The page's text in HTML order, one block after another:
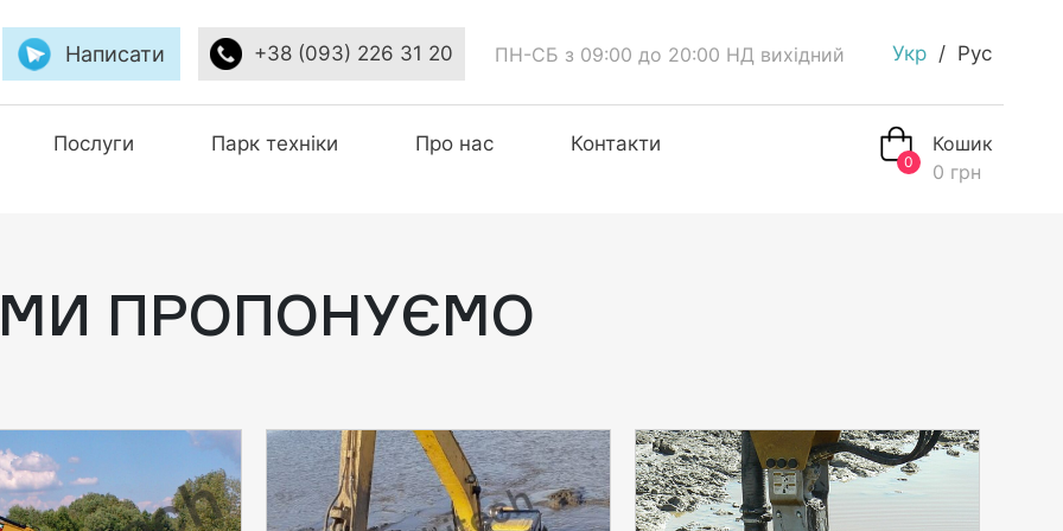
Написати +38 (093) 226 31 20 ПН-СБ з 09:00 до 20:00 НД вихідний Укр Рус
Послуги Парк техніки Про нас Контакти
0
Кошик
0 грн
МИ ПРОПОНУЄМО